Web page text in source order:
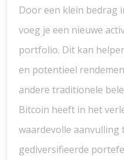
Door een klein bedrag
voeg je een nieuwe
portfolio. Dit kan
en potentieel
andere traditionele
Bitcoin heeft in het
waardevolle aanvulling
gediversifieerde